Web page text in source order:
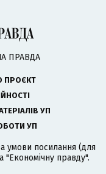
ПРАВДА
ПРОЄКТ
УП
УП
умови посилання (для
"Економічну правду".